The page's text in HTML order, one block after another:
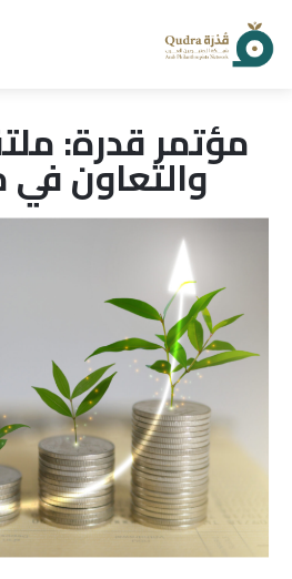
مؤتمر قدرة:
والتعاون